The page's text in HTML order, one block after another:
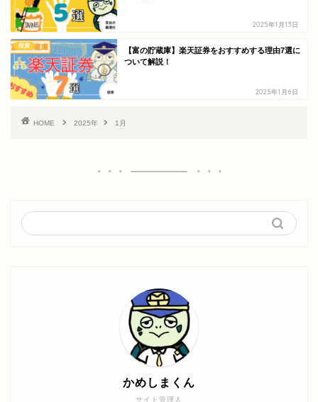
2025年1月13日
投資
【富の貯蔵庫】楽天証券をおすすめする理由7選に
ついて解説！
2025年1月6日
HOME 2025年 1月
サイト管理人
かめしまくん